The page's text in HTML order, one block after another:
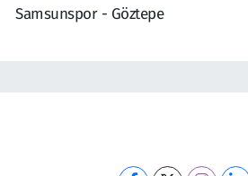
Samsunspor - Göztepe